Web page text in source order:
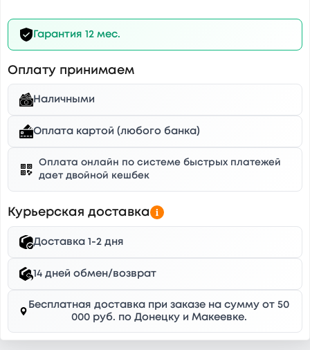
Гарантия 12 мес.
Оплату принимаем
Наличными
Оплата картой (любого банка)
Оплата онлайн по системе быстрых платежей
дает двойной кешбек
Курьерская доставка
Доставка 1-2 дня
14 дней обмен/возврат
Бесплатная доставка при заказе на сумму от 50
000 руб. по Донецку и Макеевке.